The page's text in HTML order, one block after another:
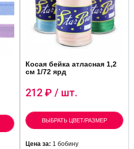
Косая бейка атласная 1,2
см 1/72 ярд
212 ₽ / шт.
ВЫБРАТЬ ЦВЕТ/РАЗМЕР
Цена за: 1 бобину